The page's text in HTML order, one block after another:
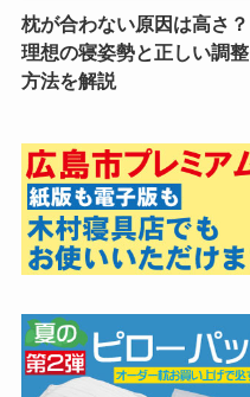
枕が合わない原因は高さ？
理想の寝姿勢と正しい調整
方法を解説